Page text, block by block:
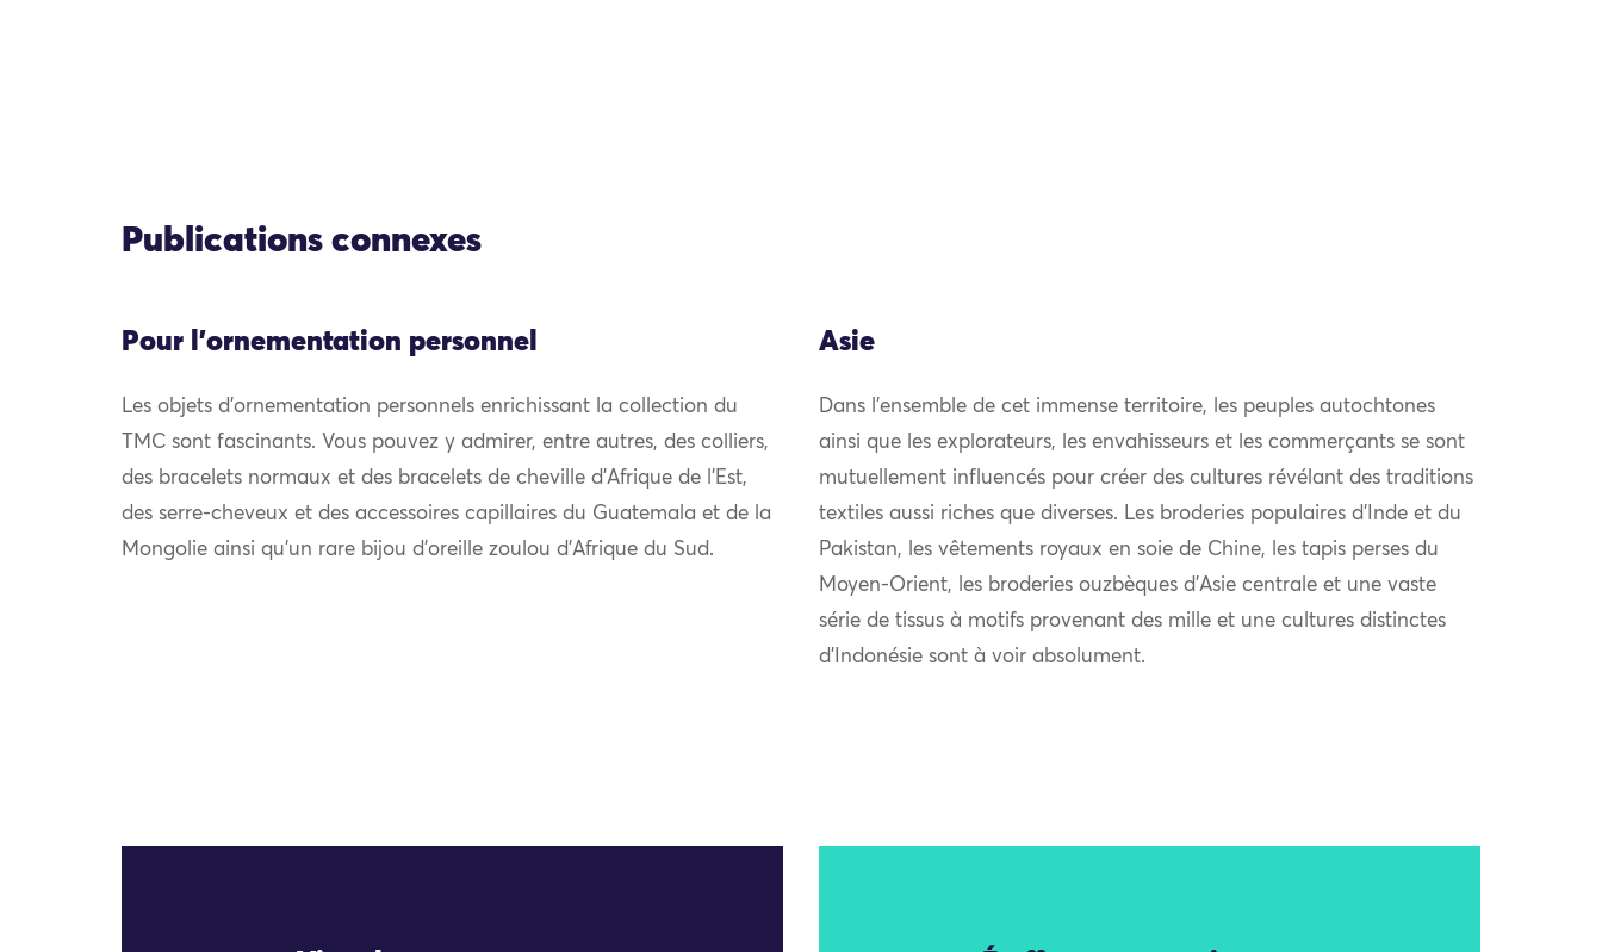
Publications connexes
Pour l'ornementation personnel
Les objets d’ornementation personnels enrichissant la collection du
TMC sont fascinants. Vous pouvez y admirer, entre autres, des colliers,
des bracelets normaux et des bracelets de cheville d’Afrique de l’Est,
des serre-cheveux et des accessoires capillaires du Guatemala et de la
Mongolie ainsi qu’un rare bijou d’oreille zoulou d’Afrique du Sud.
Asie
Dans l’ensemble de cet immense territoire, les peuples autochtones
ainsi que les explorateurs, les envahisseurs et les commerçants se sont
mutuellement influencés pour créer des cultures révélant des traditions
textiles aussi riches que diverses. Les broderies populaires d’Inde et du
Pakistan, les vêtements royaux en soie de Chine, les tapis perses du
Moyen-Orient, les broderies ouzbèques d’Asie centrale et une vaste
série de tissus à motifs provenant des mille et une cultures distinctes
d’Indonésie sont à voir absolument.